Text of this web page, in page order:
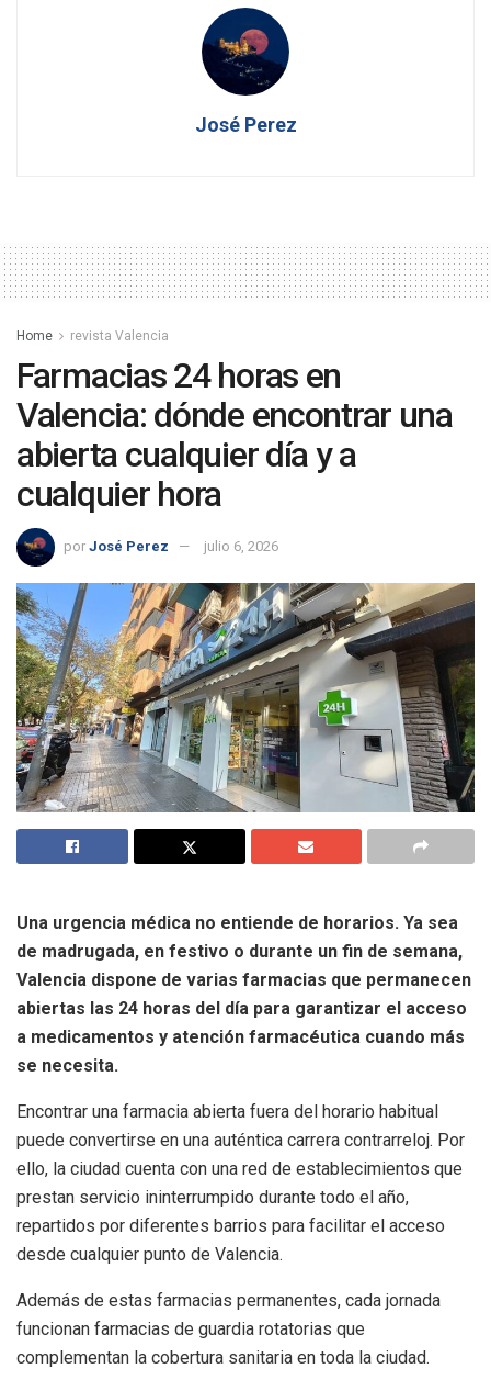
José Perez
Home revista Valencia
Farmacias 24 horas en
Valencia: dónde encontrar una
abierta cualquier día y a
cualquier hora
por José Perez julio 6, 2026
Una urgencia médica no entiende de horarios. Ya sea
de madrugada, en festivo o durante un fin de semana,
Valencia dispone de varias farmacias que permanecen
abiertas las 24 horas del día para garantizar el acceso
a medicamentos y atención farmacéutica cuando más
se necesita.
Encontrar una farmacia abierta fuera del horario habitual
puede convertirse en una auténtica carrera contrarreloj. Por
ello, la ciudad cuenta con una red de establecimientos que
prestan servicio ininterrumpido durante todo el año,
repartidos por diferentes barrios para facilitar el acceso
desde cualquier punto de Valencia.
Además de estas farmacias permanentes, cada jornada
funcionan farmacias de guardia rotatorias que
complementan la cobertura sanitaria en toda la ciudad.